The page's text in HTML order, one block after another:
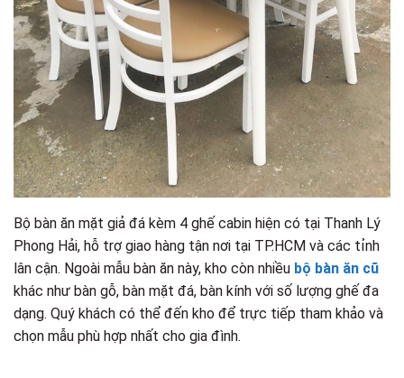
Bộ bàn ăn mặt giả đá kèm 4 ghế cabin hiện có tại Thanh Lý
Phong Hải, hỗ trợ giao hàng tận nơi tại TP.HCM và các tỉnh
lân cận. Ngoài mẫu bàn ăn này, kho còn nhiều bộ bàn ăn cũ
khác như bàn gỗ, bàn mặt đá, bàn kính với số lượng ghế đa
dạng. Quý khách có thể đến kho để trực tiếp tham khảo và
chọn mẫu phù hợp nhất cho gia đình.